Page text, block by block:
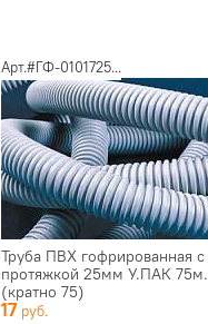
Арт.#ГФ-0101725...
Труба ПВХ гофрированная с
протяжкой 25мм У.ПАК 75м.
(кратно 75)
17